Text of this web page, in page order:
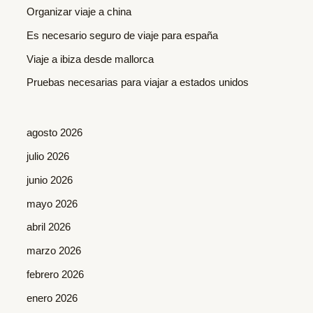
p
o
r
Organizar viaje a china
Es necesario seguro de viaje para españa
Viaje a ibiza desde mallorca
Pruebas necesarias para viajar a estados unidos
agosto 2026
julio 2026
junio 2026
mayo 2026
abril 2026
marzo 2026
febrero 2026
enero 2026